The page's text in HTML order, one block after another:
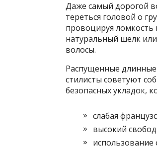
Даже самый дорогой
тереться головой о
провоцируя ломкость
натуральный шелк
волосы.
Распущенные длинные
стилисты советуют
безопасных укладок,
слабая
высокий